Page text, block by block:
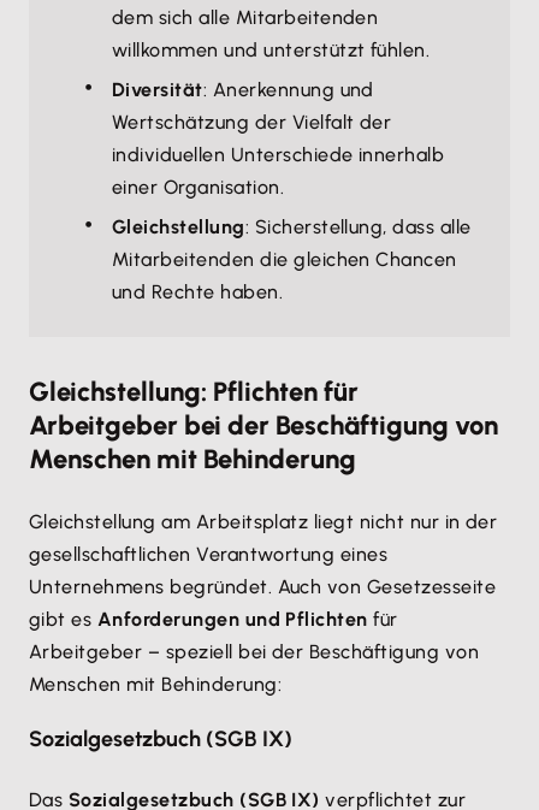
dem sich alle Mitarbeitenden
willkommen und unterstützt fühlen.
Diversität: Anerkennung und
Wertschätzung der Vielfalt der
individuellen Unterschiede innerhalb
einer Organisation.
Gleichstellung: Sicherstellung, dass alle
Mitarbeitenden die gleichen Chancen
und Rechte haben.
Gleichstellung: Pflichten für
Arbeitgeber bei der Beschäftigung von
Menschen mit Behinderung
Gleichstellung am Arbeitsplatz liegt nicht nur in der
gesellschaftlichen Verantwortung eines
Unternehmens begründet. Auch von Gesetzesseite
gibt es Anforderungen und Pflichten für
Arbeitgeber – speziell bei der Beschäftigung von
Menschen mit Behinderung:
Sozialgesetzbuch (SGB IX)
Das Sozialgesetzbuch (SGB IX) verpflichtet zur